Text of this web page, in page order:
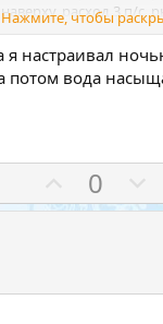
расход 3 п/с,
не айс. Отключил
трудно сказать.
может в зажигалке
не спешить на
Нажмите, чтобы
я настраивал
потом вода
а
0